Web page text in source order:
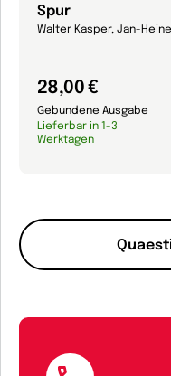
Spur
Walter Kasper, Jan-
28,00 €
Gebundene Ausgabe
Lieferbar in 1-3
Werktagen